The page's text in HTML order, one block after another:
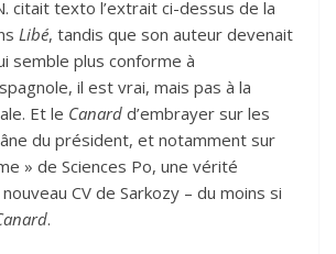
citait texto l’extrait ci-dessus de la
Libé, tandis que son auteur devenait
semble plus conforme à
il est vrai, mais pas à la
Et le Canard d’embrayer sur les
du président, et notamment sur
» de Sciences Po, une vérité
CV de Sarkozy – du moins si
.